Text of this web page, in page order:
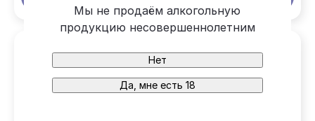
Мы не продаём алкогольную
продукцию несовершеннолетним
Нет
Да, мне есть 18